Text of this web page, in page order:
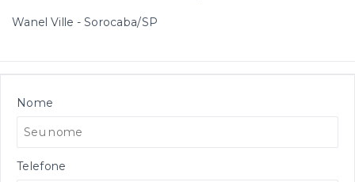
Wanel Ville - Sorocaba/SP
Nome
Telefone